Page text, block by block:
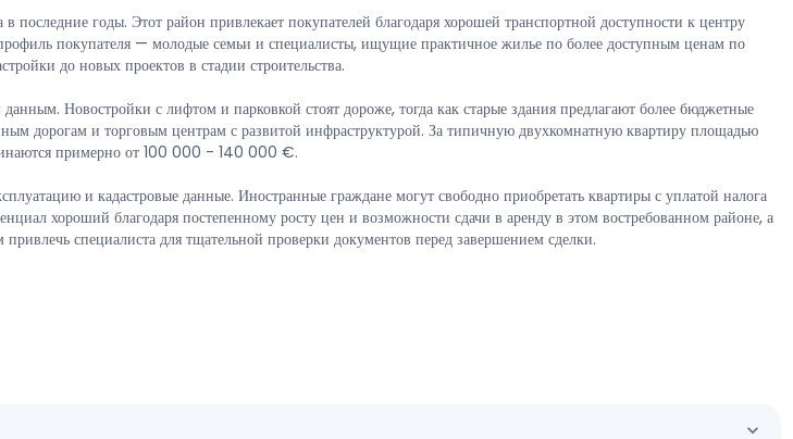
годы. Этот район привлекает покупателей благодаря хорошей транспортной доступности к центру
покупателя — молодые семьи и специалисты, ищущие практичное жилье по более доступным ценам по
до новых проектов в стадии строительства.
Новостройки с лифтом и парковкой стоят дороже, тогда как старые здания предлагают более бюджетные
дорогам и торговым центрам с развитой инфраструктурой. За типичную двухкомнатную квартиру площадью
примерно от 100 000 - 140 000 €.
и кадастровые данные. Иностранные граждане могут свободно приобретать квартиры с уплатой налога
хороший благодаря постепенному росту цен и возможности сдачи в аренду в этом востребованном районе, а
специалиста для тщательной проверки документов перед завершением сделки.